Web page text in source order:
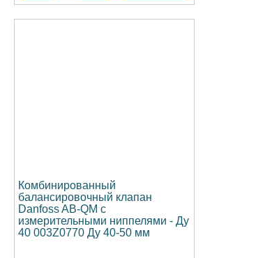
Комбинированный
балансировочный клапан
Danfoss AB-QM c
измерительными ниппелями - Ду
40 003Z0770 Ду 40-50 мм